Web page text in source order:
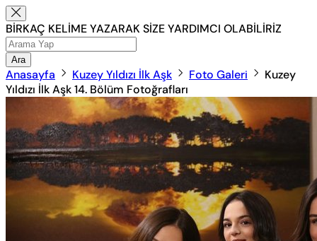
BİRKAÇ KELİME YAZARAK SİZE YARDIMCI OLABİLİRİZ
Ara
Anasayfa Kuzey Yıldızı İlk Aşk Foto Galeri
Kuzey
Yıldızı İlk Aşk 14. Bölüm Fotoğrafları